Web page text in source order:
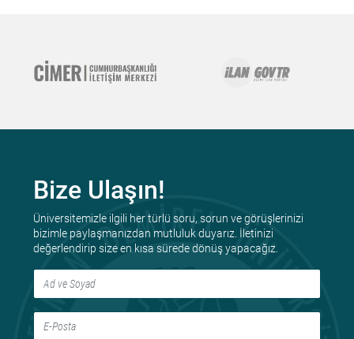
Bize Ulaşın!
Üniversitemizle ilgili her türlü soru, sorun ve görüşlerinizi
bizimle paylaşmanızdan mutluluk duyarız. İletinizi
değerlendirip size en kısa sürede dönüş yapacağız.